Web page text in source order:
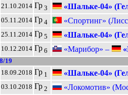
21.10.2014 Гр 3
«Шальке-04»
05.11.2014 Гр 4
«Спортинг»
25.11.2014 Гр 5
«Шальке-04»
10.12.2014 Гр 6 «Марибор» –
19
18.09.2018 Гр 1
«Шальке-04»
03.10.2018 Гр 2
«Локомотив»